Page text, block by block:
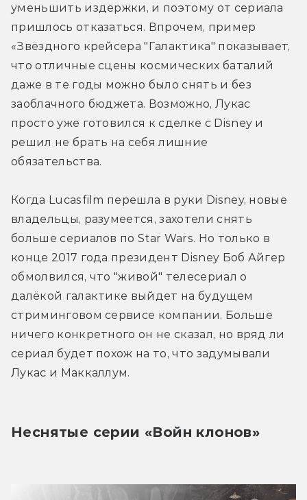
уменьшить издержки, и поэтому от сериала
пришлось отказаться. Впрочем, пример
«Звёздного крейсера "Галактика" показывает,
что отличные сцены космических баталий
даже в те годы можно было снять и без
заоблачного бюджета. Возможно, Лукас
просто уже готовился к сделке с Disney и
решил не брать на себя лишние
обязательства.
Когда Lucasfilm перешла в руки Disney, новые
владельцы, разумеется, захотели снять
больше сериалов по Star Wars. Но только в
конце 2017 года президент Disney Боб Айгер
обмолвился, что "живой" телесериал о
далёкой галактике выйдет на будущем
стриминговом сервисе компании. Больше
ничего конкретного он не сказал, но вряд ли
сериал будет похож на то, что задумывали
Лукас и Маккаллум.
Неснятые серии «Войн клонов»